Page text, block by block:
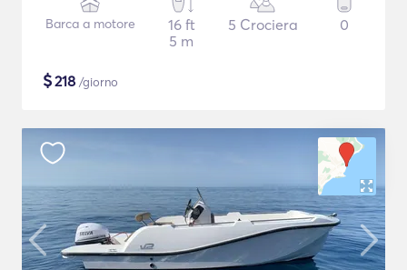
Barca a motore
16 ft
5 m
5 Crociera 0
$218 /giorno